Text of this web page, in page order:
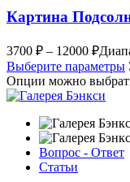
Картина
3700 ₽ – 12000 ₽
Выберите параметры
Опции можно
Вопрос - Ответ
Статьи